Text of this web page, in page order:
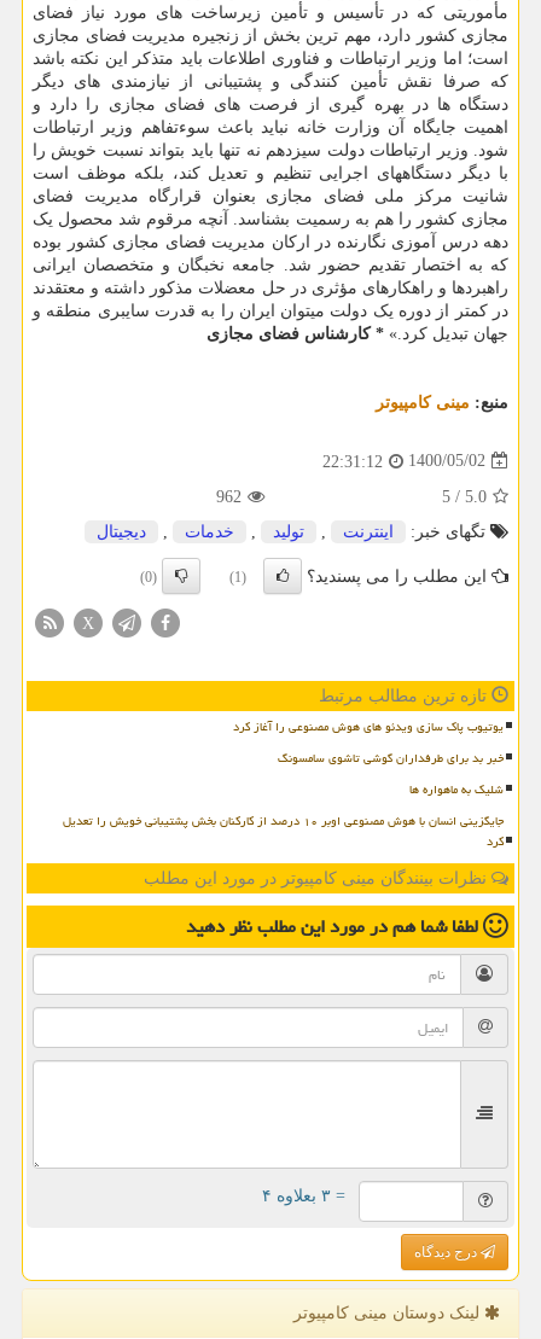
مأموریتی که در تأسیس و تأمین زیرساخت های مورد نیاز فضای
مجازی کشور دارد، مهم ترین بخش از زنجیره مدیریت فضای مجازی
است؛ اما وزیر ارتباطات و فناوری اطلاعات باید متذکر این نکته باشد
که صرفا نقش تأمین کنندگی و پشتیبانی از نیازمندی های دیگر
دستگاه ها در بهره گیری از فرصت های فضای مجازی را دارد و
اهمیت جایگاه آن وزارت خانه نباید باعث سوءتفاهم وزیر ارتباطات
شود. وزیر ارتباطات دولت سیزدهم نه تنها باید بتواند نسبت خویش را
با دیگر دستگاههای اجرایی تنظیم و تعدیل کند، بلکه موظف است
شانیت مرکز ملی فضای مجازی بعنوان قرارگاه مدیریت فضای
مجازی کشور را هم به رسمیت بشناسد. آنچه مرقوم شد محصول یک
دهه درس آموزی نگارنده در ارکان مدیریت فضای مجازی کشور بوده
که به اختصار تقدیم حضور شد. جامعه نخبگان و متخصصان ایرانی
راهبردها و راهکارهای مؤثری در حل معضلات مذکور داشته و معتقدند
در کمتر از دوره یک دولت میتوان ایران را به قدرت سایبری منطقه و
جهان تبدیل کرد.» * کارشناس فضای مجازی
منبع: مینی كامپیوتر
1400/05/02
22:31:12
5.0
/
5
962
تگهای خبر:
اینترنت , تولید , خدمات , دیجیتال
این مطلب را می پسندید؟ (1)
(0)
X
تازه ترین مطالب مرتبط
یوتیوب پاک سازی ویدئو های هوش مصنوعی را آغاز کرد
خبر بد برای طرفداران گوشی تاشوی سامسونگ
شلیک به ماهواره ها
جایگزینی انسان با هوش مصنوعی اوبر ۱۰ درصد از کارکنان بخش پشتیبانی خویش را تعدیل
کرد
نظرات بینندگان مینی کامپیوتر در مورد این مطلب
لطفا شما همدر مورد این مطلبنظر دهید
= ۳ بعلاوه ۴
درج دیدگاه
لینک دوستان مینی كامپیوتر